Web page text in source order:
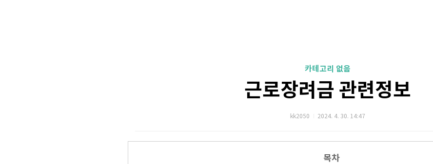
카테고리 없음
근로장려금 관련정보
kk2050 2024. 4. 30. 14:47
목차